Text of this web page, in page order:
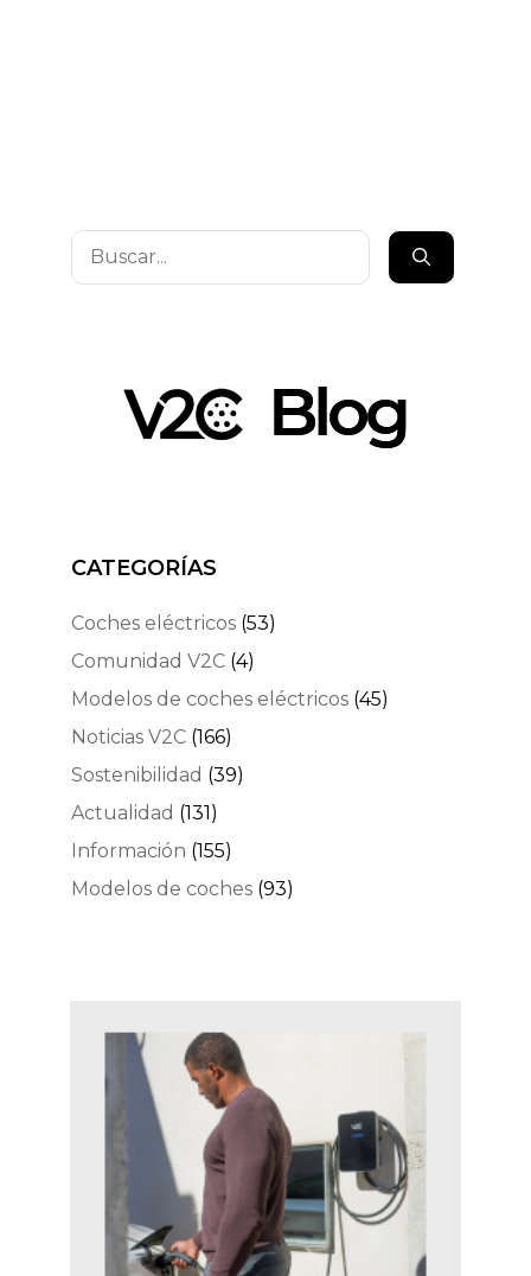
Buscar:
CATEGORÍAS
Coches eléctricos (53)
Comunidad V2C (4)
Modelos de coches eléctricos (45)
Noticias V2C (166)
Sostenibilidad (39)
Actualidad (131)
Información (155)
Modelos de coches (93)